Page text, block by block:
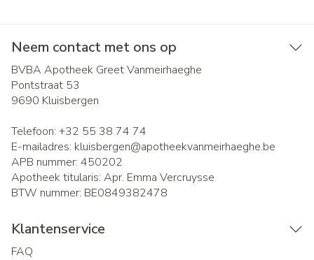
Neem contact met ons op
BVBA Apotheek Greet Vanmeirhaeghe
Pontstraat 53
9690 Kluisbergen
Telefoon: +32 55 38 74 74
E-mailadres: kluisbergen@apotheekvanmeirhaeghe.be
APB nummer: 450202
Apotheek titularis: Apr. Emma Vercruysse
BTW nummer: BE0849382478
Klantenservice
FAQ